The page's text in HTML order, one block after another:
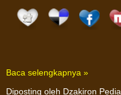
Baca selengkapnya »
Diposting oleh Dzakiron Pedia